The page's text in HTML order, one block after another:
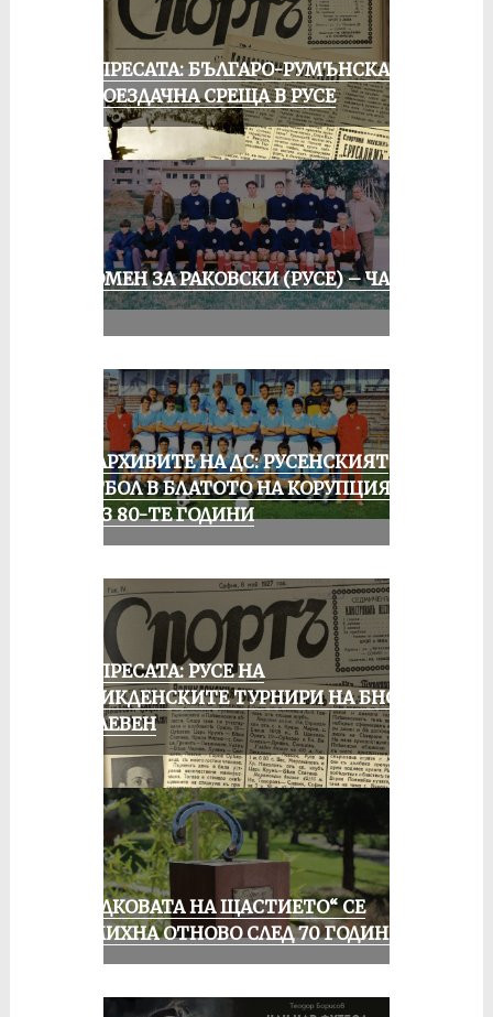
ОТ ПРЕСАТА: БЪЛГАРО-РУМЪНСКА
КОЛОЕЗДАЧНА СРЕЩА В РУСЕ
СПОМЕН ЗА РАКОВСКИ (РУСЕ) – ЧАСТ
ИЗ АРХИВИТЕ НА ДС: РУСЕНСКИЯТ
ФУТБОЛ В БЛАТОТО НА КОРУПЦИЯТА
ПРЕЗ 80-ТЕ ГОДИНИ
ОТ ПРЕСАТА: РУСЕ НА
ВЕЛИКДЕНСКИТЕ ТУРНИРИ НА БНСФ
В ПЛЕВЕН
„ПОДКОВАТА НА ЩАСТИЕТО“ СЕ
УСМИХНА ОТНОВО СЛЕД 70 ГОДИНИ